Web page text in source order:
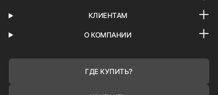
КЛИЕНТАМ
О КОМПАНИИ
ГДЕ КУПИТЬ?